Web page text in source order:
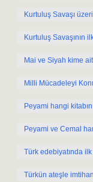
Kurtuluş Savaşı
Kurtuluş Savaşının
Mai ve Siyah kime ait
Milli Mücadeleyi
Peyami hangi
Peyami ve Cemal
Türk edebiyatında
Türkün ateşle